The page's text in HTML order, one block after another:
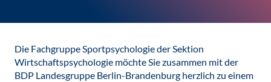
Die Fachgruppe Sportpsychologie der Sektion
Wirtschaftspsychologie möchte Sie zusammen mit der
BDP Landesgruppe Berlin-Brandenburg herzlich zu einem